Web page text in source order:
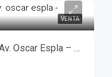
VENTA
Muy buen piso de 4 Dorm. en Av. Oscar Espla – trm24025